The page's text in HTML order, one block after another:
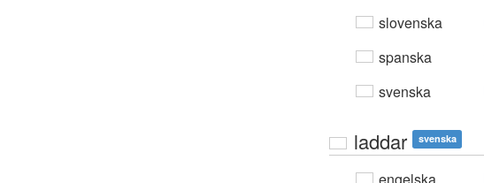
slovenska
spanska
svenska
laddar svenska